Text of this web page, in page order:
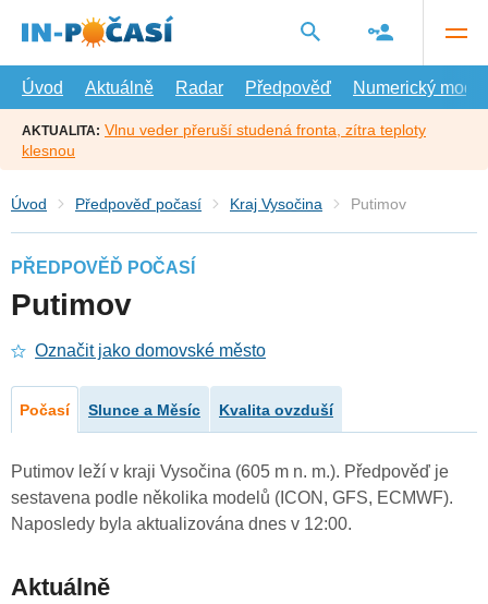
hlavní
Úvod
Aktuálně Radar Předpověď Numerický model
AKTUALITA: Vlnu veder přeruší studená fronta, zítra teploty
klesnou
Úvod Předpověď počasí Kraj Vysočina Putimov
PŘEDPOVĚĎ POČASÍ
Putimov
Označit jako domovské město
Počasí Slunce a Měsíc Kvalita ovzduší
Putimov leží v kraji Vysočina (605 m n. m.). Předpověď je
sestavena podle několika modelů (ICON, GFS, ECMWF).
Naposledy byla aktualizována dnes v 12:00.
Aktuálně